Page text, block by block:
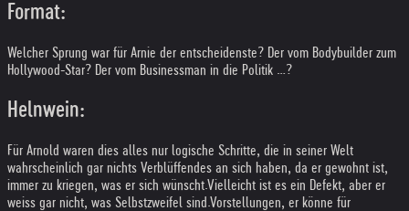
Format:
Welcher Sprung war für Arnie der entscheidenste? Der vom Bodybuilder zum
Hollywood-Star? Der vom Businessman in die Politik …?
Helnwein:
Für Arnold waren dies alles nur logische Schritte, die in seiner Welt
wahrscheinlich gar nichts Verblüffendes an sich haben, da er gewohnt ist,
immer zu kriegen, was er sich wünscht.Vielleicht ist es ein Defekt, aber er
weiss gar nicht, was Selbstzweifel sind.Vorstellungen, er könne für